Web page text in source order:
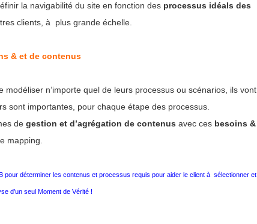
la navigabilité du site en fonction des processus idéals des
clients, à plus grande échelle.
& et de contenus
modéliser n’importe quel de leurs processus ou scénarios, ils vont
sont importantes, pour chaque étape des processus.
de gestion et d’agrégation de contenus avec ces besoins &
mapping.
pour déterminer les contenus et processus requis pour aider le client à sélectionner et
d’un seul Moment de Vérité !